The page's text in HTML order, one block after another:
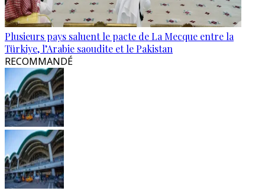
Plusieurs pays saluent le pacte de La Mecque entre la
Türkiye, l’Arabie saoudite et le Pakistan
RECOMMANDÉ